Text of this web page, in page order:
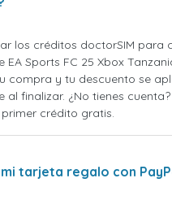
los créditos doctorSIM para
Sports FC 25 Xbox
compra y tu descuento se
finalizar. ¿No tienes
crédito gratis.
tarjeta regalo con